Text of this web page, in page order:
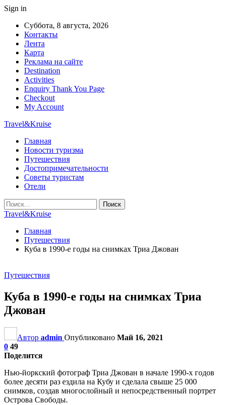
Sign in
Суббота, 8 августа, 2026
Контакты
Лента
Карта
Реклама на сайте
Destination
Activities
Enquiry Thank You Page
Checkout
My Account
Travel&Kruise
Главная
Новости туризма
Путешествия
Достопримечательности
Советы туристам
Отели
Travel&Kruise
Главная
Путешествия
Куба в 1990‑е годы на снимках Триа Джован
Путешествия
Куба в 1990‑е годы на снимках Триа
Джован
Автор admin Опубликовано Май 16, 2021
0 49
Поделится
Нью-йоркский фотограф Триа Джован в начале 1990‑х годов
более десяти раз ездила на Кубу и сделала свыше 25 000
снимков, создав многослойный и непосредственный портрет
Острова Свободы.